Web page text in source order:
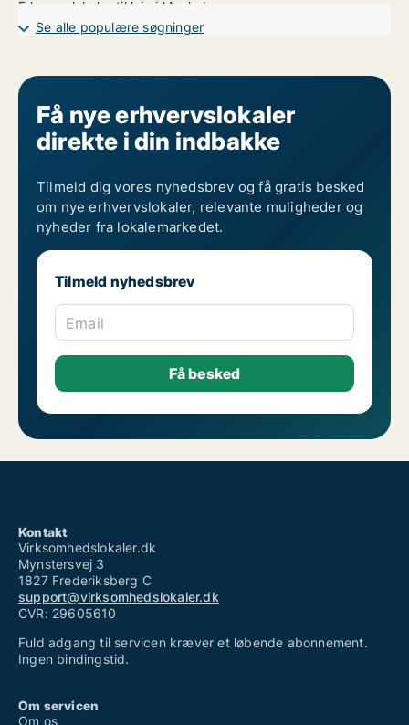
Erhvervslokaler til leje i Munkebo
Erhvervsgrunde til leje i Munkebo
Garager til leje i Munkebo
Se alle populære søgninger
Få nye erhvervslokaler
direkte i din indbakke
Tilmeld dig vores nyhedsbrev og få gratis besked
om nye erhvervslokaler, relevante muligheder og
nyheder fra lokalemarkedet.
Tilmeld nyhedsbrev
Email
Kontakt
Virksomhedslokaler.dk
Mynstersvej 3
1827 Frederiksberg C
support@virksomhedslokaler.dk
CVR: 29605610
Fuld adgang til servicen kræver et løbende abonnement.
Ingen bindingstid.
Om servicen
Om os